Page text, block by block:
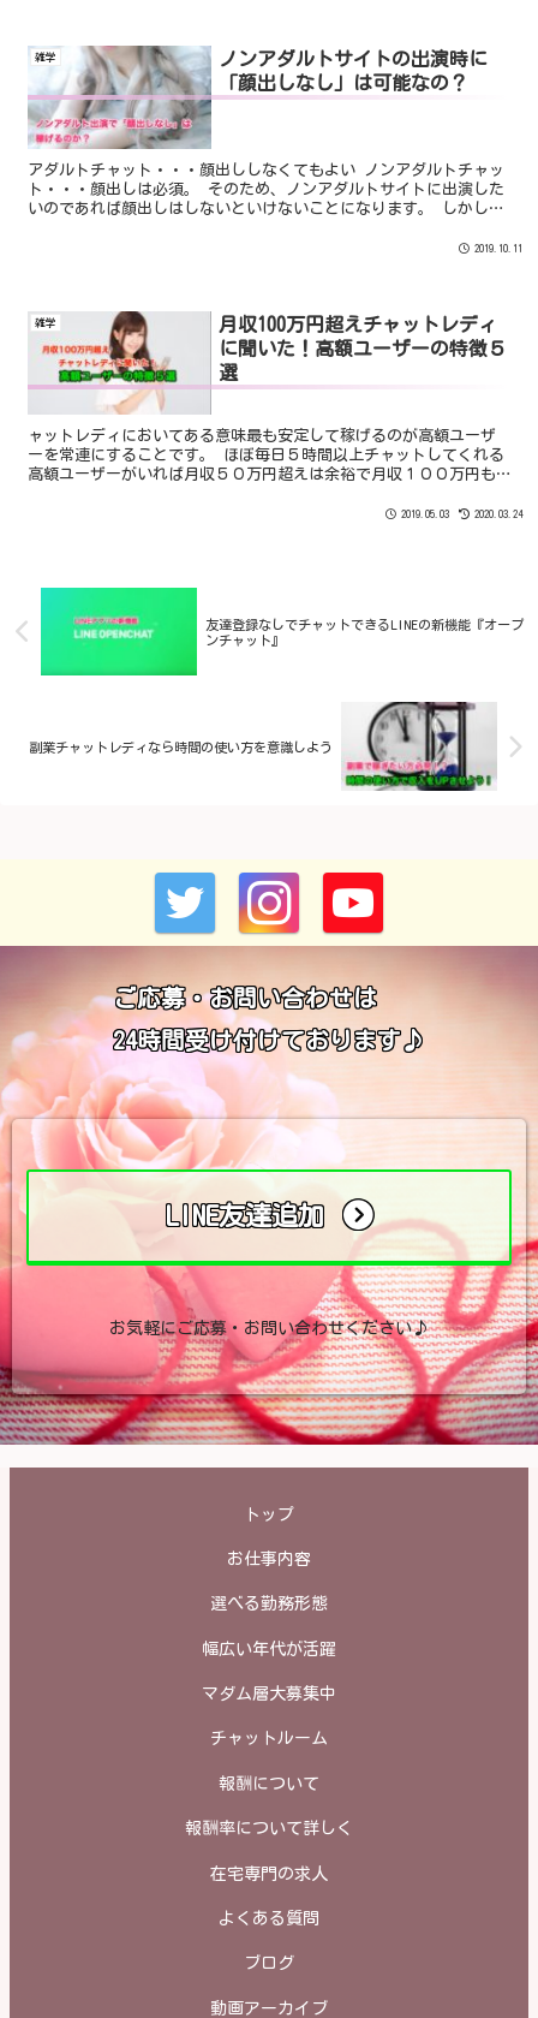
雑学
ノンアダルトサイトの出演時に
「顔出しなし」は可能なの？
アダルトチャット・・・顔出ししなくてもよい ノンアダルトチャッ
ト・・・顔出しは必須。 そのため、ノンアダルトサイトに出演した
いのであれば顔出しはしないといけないことになります。 しかし。
2019.10.11
雑学
月収100万円超えチャットレディ
に聞いた！高額ユーザーの特徴５
選
ャットレディにおいてある意味最も安定して稼げるのが高額ユーザ
ーを常連にすることです。 ほぼ毎日５時間以上チャットしてくれる
高額ユーザーがいれば月収５０万円超えは余裕で月収１００万円も
2019.05.03 2020.03.24
友達登録なしでチャットできるLINEの新機能『オープ
ンチャット』
副業チャットレディなら時間の使い方を意識しよう
ご応募・お問い合わせは
24時間受け付けております♪
LINE友達追加
お気軽にご応募・お問い合わせください♪
トップ
お仕事内容
選べる勤務形態
幅広い年代が活躍
マダム層大募集中
チャットルーム
報酬について
報酬率について詳しく
在宅専門の求人
よくある質問
ブログ
動画アーカイブ